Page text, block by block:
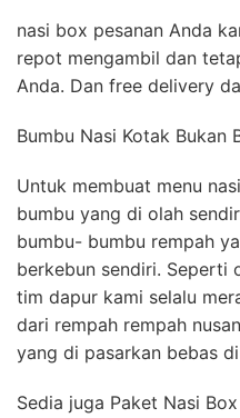
nasi box pesanan Anda
repot mengambil dan
Anda. Dan free delivery
Bumbu Nasi Kotak Bukan
Untuk membuat menu
bumbu yang di olah
bumbu- bumbu rempah
berkebun sendiri. Seperti
tim dapur kami selalu
dari rempah rempah
yang di pasarkan bebas
Sedia juga Paket Nasi